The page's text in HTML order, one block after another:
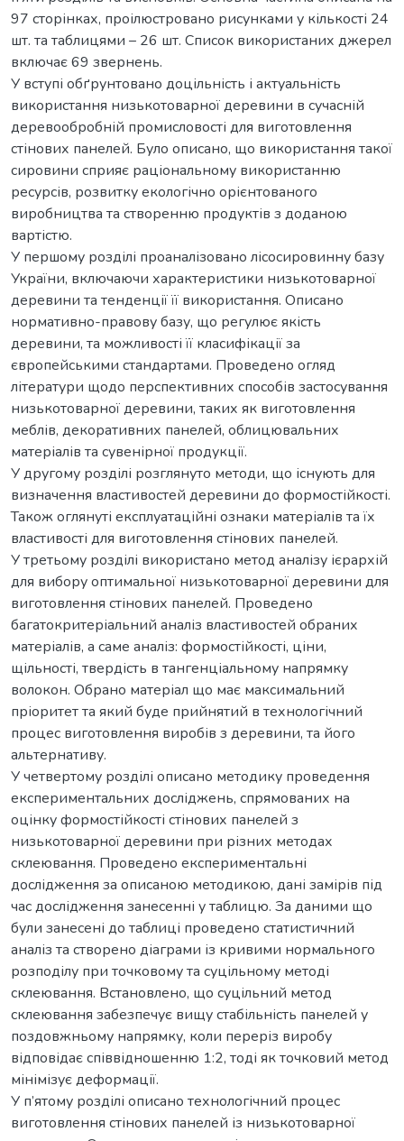
97 сторінках, проілюстровано рисунками у кількості 24
шт. та таблицями – 26 шт. Список використаних джерел
включає 69 звернень.
У вступі обґрунтовано доцільність і актуальність
використання низькотоварної деревини в сучасній
деревообробній промисловості для виготовлення
стінових панелей. Було описано, що використання такої
сировини сприяє раціональному використанню
ресурсів, розвитку екологічно орієнтованого
виробництва та створенню продуктів з доданою
вартістю.
У першому розділі проаналізовано лісосировинну базу
України, включаючи характеристики низькотоварної
деревини та тенденції її використання. Описано
нормативно-правову базу, що регулює якість
деревини, та можливості її класифікації за
європейськими стандартами. Проведено огляд
літератури щодо перспективних способів застосування
низькотоварної деревини, таких як виготовлення
меблів, декоративних панелей, облицювальних
матеріалів та сувенірної продукції.
У другому розділі розглянуто методи, що існують для
визначення властивостей деревини до формостійкості.
Також оглянуті експлуатаційні ознаки матеріалів та їх
властивості для виготовлення стінових панелей.
У третьому розділі використано метод аналізу ієрархій
для вибору оптимальної низькотоварної деревини для
виготовлення стінових панелей. Проведено
багатокритеріальний аналіз властивостей обраних
матеріалів, а саме аналіз: формостійкості, ціни,
щільності, твердість в тангенціальному напрямку
волокон. Обрано матеріал що має максимальний
пріоритет та який буде прийнятий в технологічний
процес виготовлення виробів з деревини, та його
альтернативу.
У четвертому розділі описано методику проведення
експериментальних досліджень, спрямованих на
оцінку формостійкості стінових панелей з
низькотоварної деревини при різних методах
склеювання. Проведено експериментальні
дослідження за описаною методикою, дані замірів під
час дослідження занесенні у таблицю. За даними що
були занесені до таблиці проведено статистичний
аналіз та створено діаграми із кривими нормального
розподілу при точковому та суцільному методі
склеювання. Встановлено, що суцільний метод
склеювання забезпечує вищу стабільність панелей у
поздовжньому напрямку, коли переріз виробу
відповідає співвідношенню 1:2, тоді як точковий метод
мінімізує деформації.
У п’ятому розділі описано технологічний процес
виготовлення стінових панелей із низькотоварної